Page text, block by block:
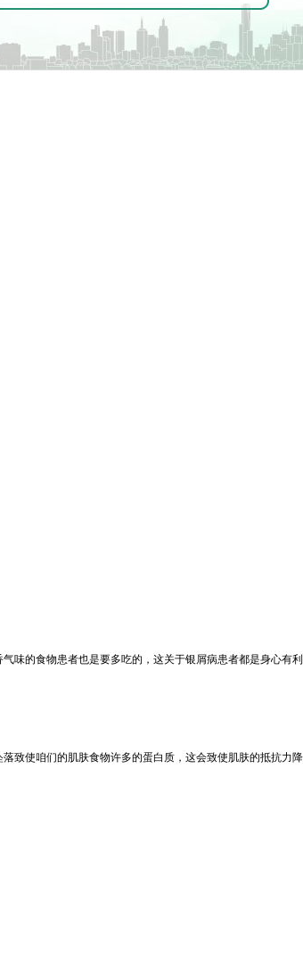
的食物患者也是要多吃的，这关于银屑病患者都是身心有利
致使咱们的肌肤食物许多的蛋白质，这会致使肌肤的抵抗力降